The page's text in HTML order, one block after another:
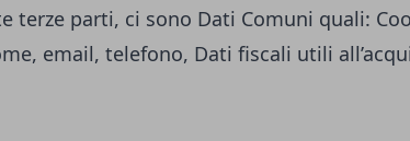
terze parti, ci sono Dati Comuni quali:
email, telefono, Dati fiscali utili